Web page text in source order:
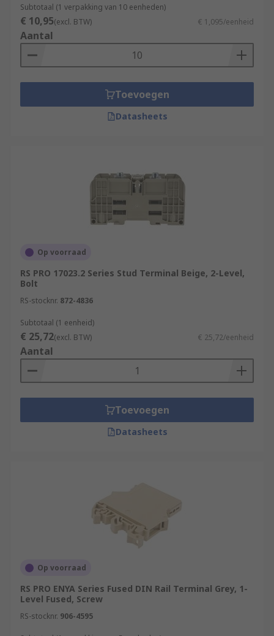
Subtotaal (1 verpakking van 10 eenheden)
€ 10,95(excl. BTW) € 1,095/eenheid
Aantal
Toevoegen
Datasheets
Op voorraad
RS PRO 17023.2 Series Stud Terminal Beige, 2-Level,
Bolt
RS-stocknr. 872-4836
Subtotaal (1 eenheid)
€ 25,72(excl. BTW) € 25,72/eenheid
Aantal
Toevoegen
Datasheets
Op voorraad
RS PRO ENYA Series Fused DIN Rail Terminal Grey, 1-
Level Fused, Screw
RS-stocknr. 906-4595